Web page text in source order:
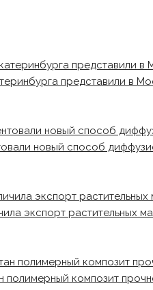
представили в
новый способ
экспорт растительных
полимерный композит